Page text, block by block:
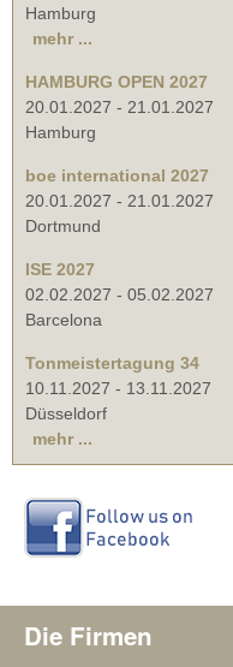
Hamburg
mehr ...
HAMBURG OPEN 2027
20.01.2027 - 21.01.2027
Hamburg
boe international 2027
20.01.2027 - 21.01.2027
Dortmund
ISE 2027
02.02.2027 - 05.02.2027
Barcelona
Tonmeistertagung 34
10.11.2027 - 13.11.2027
Düsseldorf
mehr ...
Die Firmen